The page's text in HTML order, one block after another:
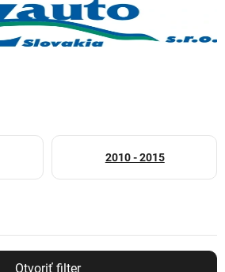
2010 - 2015
Otvoriť filter